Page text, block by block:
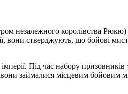
незалежного королівства
вони стверджують, що бойові
Під час набору
займалися місцевим бойовим